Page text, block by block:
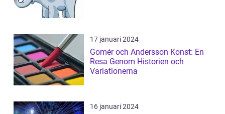
17 januari 2024
Gomér och Andersson Konst: En
Resa Genom Historien och
Variationerna
16 januari 2024